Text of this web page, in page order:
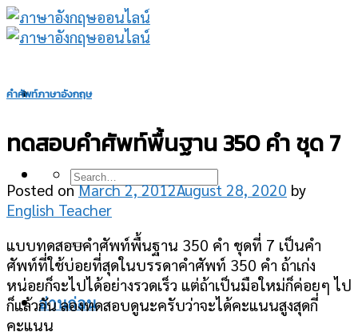
Skip
to
อ่านก่อน
คำศัพท์ภาษาอังกฤษ
ทดสอบคำศัพท์พื้นฐาน 350 คำ ชุด 7
Posted onMarch 2, 2012August 28, 2020 by
English Teacher
แบบทดสอบคำศัพท์พื้นฐาน 350 คำ ชุดที่ 7 เป็นคำ
ศัพท์ที่ใช้บ่อยที่สุดในบรรดาคำศัพท์ 350 คำ ถ้าเก่ง
หน่อยก็จะไปได้อย่างรวดเร็ว แต่ถ้าเป็นมือใหม่ก็ค่อยๆ ไป
ก็แล้วกัน ลองทดสอบดูนะครับว่าจะได้คะแนนสูงสุดกี่
คะแนน